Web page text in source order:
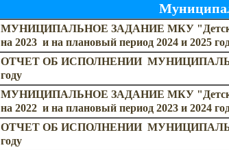
МУНИЦИПАЛЬНОЕ ЗАДАНИЕ МКУ
на 2023 и на плановый период 2024 и 2025
ОТЧЕТ ОБ ИСПОЛНЕНИИ
году
МУНИЦИПАЛЬНОЕ ЗАДАНИЕ МКУ
на 2022 и на плановый период 2023 и 2024
ОТЧЕТ ОБ ИСПОЛНЕНИИ
году